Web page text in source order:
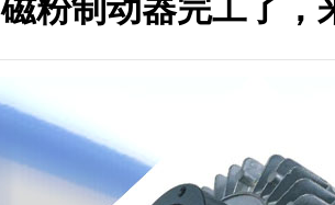
磁粉制动器完工了，